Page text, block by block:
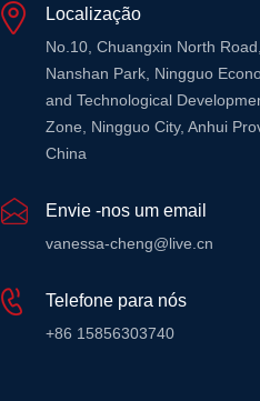
Localização
No.10, Chuangxin North Road,
Nanshan Park, Ningguo
and Technological
Zone, Ningguo City, Anhui
China
Envie -nos um email
vanessa-cheng@live.cn
Telefone para nós
+86 15856303740